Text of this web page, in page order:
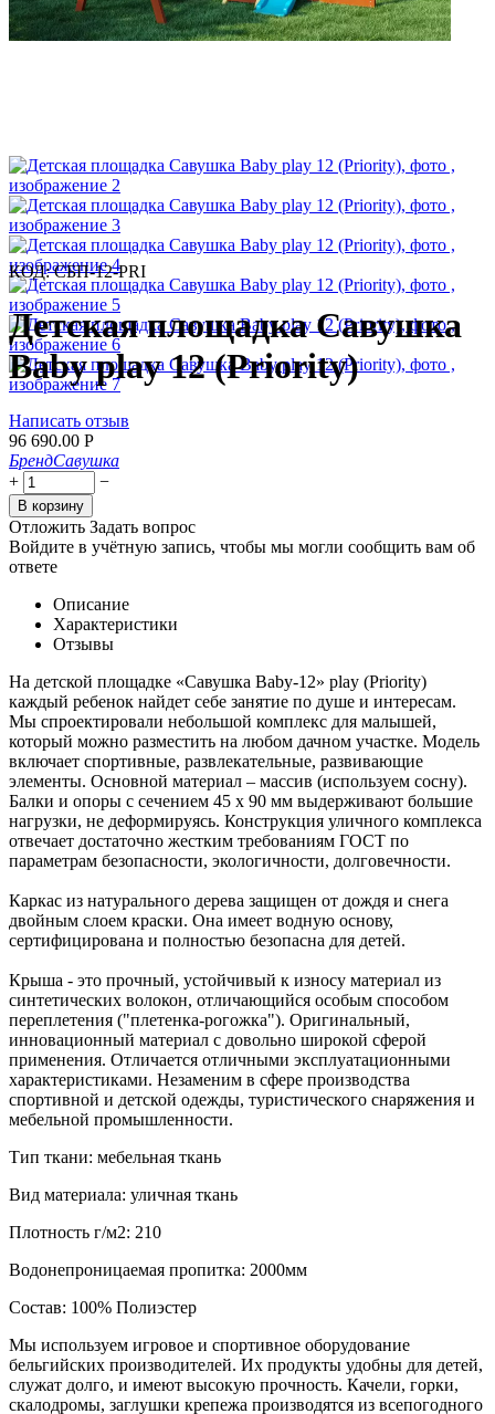
КОД: СБП-12-PRI
Детская площадка Савушка
Baby play 12 (Priority)
Написать отзыв
96 690.00 Р
БрендСавушка
+
−
В корзину
Отложить Задать вопрос
Войдите в учётную запись, чтобы мы могли сообщить вам об
ответе
Описание
Характеристики
Отзывы
На детской площадке «Савушка Baby-12» play (Priority)
каждый ребенок найдет себе занятие по душе и интересам.
Мы спроектировали небольшой комплекс для малышей,
который можно разместить на любом дачном участке. Модель
включает спортивные, развлекательные, развивающие
элементы. Основной материал – массив (используем сосну).
Балки и опоры с сечением 45 х 90 мм выдерживают большие
нагрузки, не деформируясь. Конструкция уличного комплекса
отвечает достаточно жестким требованиям ГОСТ по
параметрам безопасности, экологичности, долговечности.
Каркас из натурального дерева защищен от дождя и снега
двойным слоем краски. Она имеет водную основу,
сертифицирована и полностью безопасна для детей.
Крыша - это прочный, устойчивый к износу материал из
синтетических волокон, отличающийся особым способом
переплетения ("плетенка-рогожка"). Оригинальный,
инновационный материал с довольно широкой сферой
применения. Отличается отличными эксплуатационными
характеристиками. Незаменим в сфере производства
спортивной и детской одежды, туристического снаряжения и
мебельной промышленности.
Тип ткани: мебельная ткань
Вид материала: уличная ткань
Плотность г/м2: 210
Водонепроницаемая пропитка: 2000мм
Состав: 100% Полиэстер
Мы используем игровое и спортивное оборудование
бельгийских производителей. Их продукты удобны для детей,
служат долго, и имеют высокую прочность. Качели, горки,
скалодромы, заглушки крепежа производятся из всепогодного